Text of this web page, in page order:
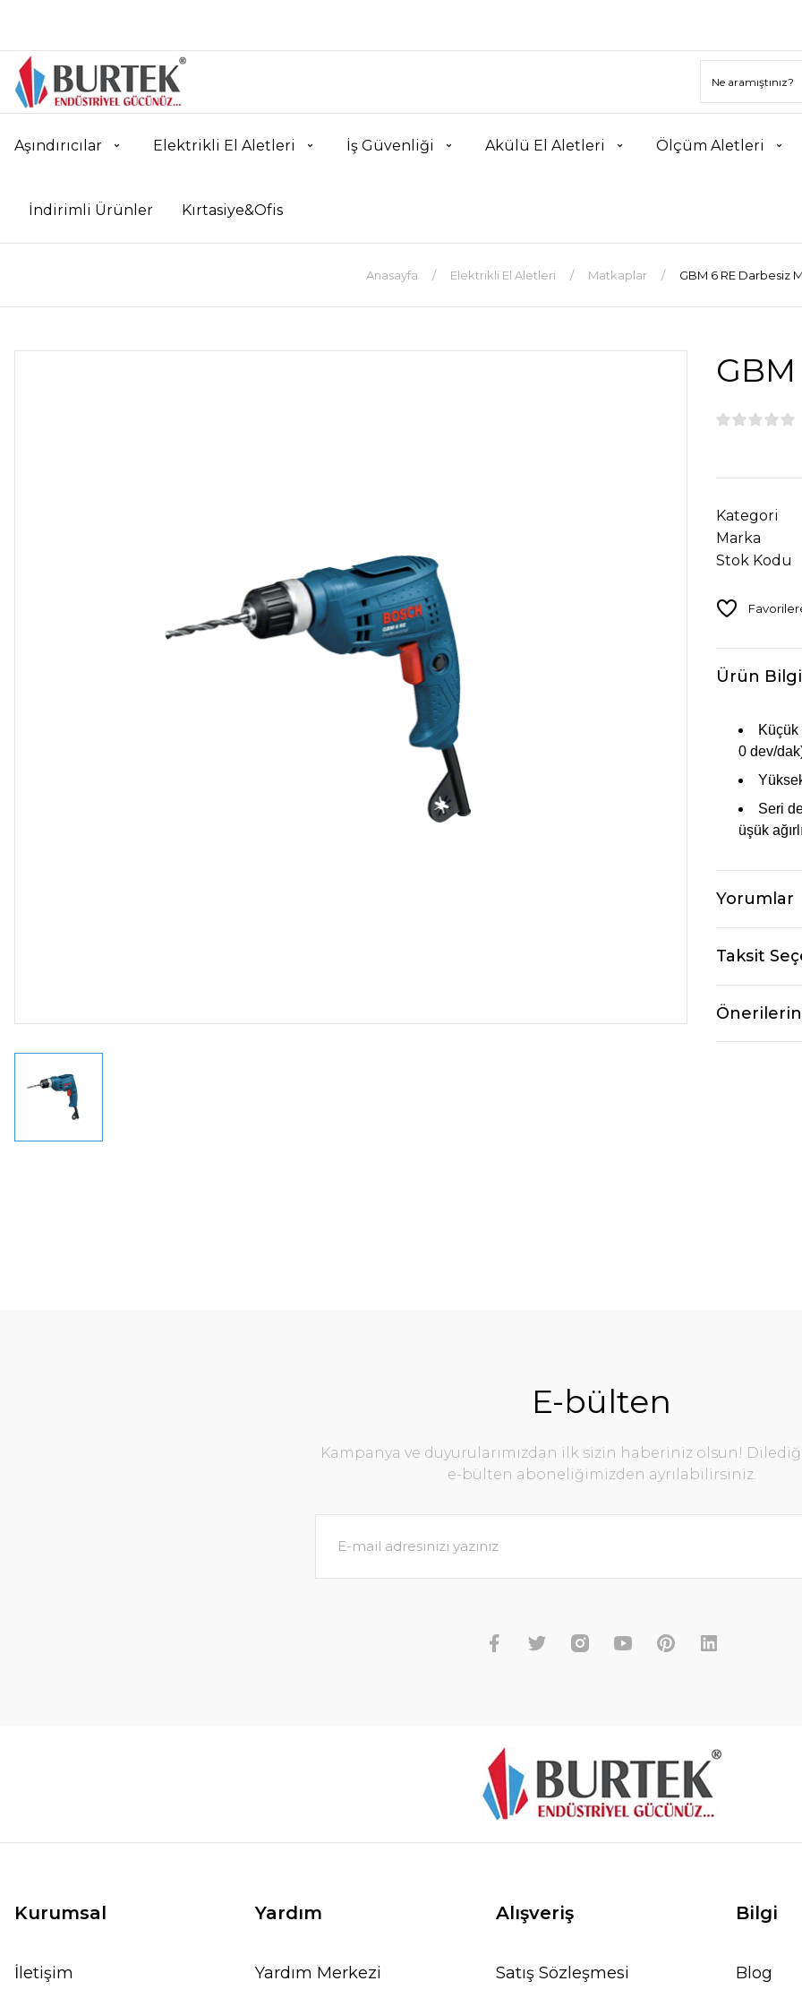
Aşındırıcılar Elektrikli El Aletleri İş Güvenliği Akülü El Aletleri Ölçüm Aletleri
İndirimli Ürünler Kırtasiye&Ofis
Anasayfa Elektrikli El Aletleri Matkaplar GBM 6 RE Darbesiz
Kategori
Marka
Stok Kodu
Ürün
Küçük
0 dev/
Seri
üşük
Yorumlar
Taksit
E-bülten
Kampanya ve duyurularımızdan ilk sizin haberiniz olsun!
e-bülten aboneliğimizden ayrılabilirsiniz.
Kurumsal
İletişim
Yardım
Yardım Merkezi
Alışveriş
Satış Sözleşmesi
Bilgi
Blog